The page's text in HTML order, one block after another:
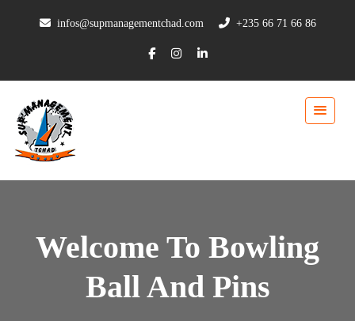
infos@supmanagementchad.com +235 66 71 66 86
Welcome To Bowling
Ball And Pins